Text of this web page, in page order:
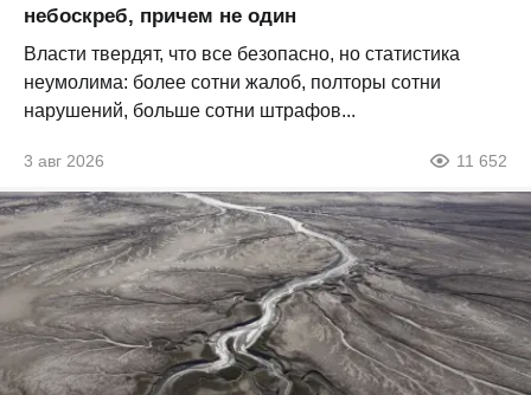
небоскреб, причем не один
Власти твердят, что все безопасно, но статистика
неумолима: более сотни жалоб, полторы сотни
нарушений, больше сотни штрафов...
3 авг 2026 11 652